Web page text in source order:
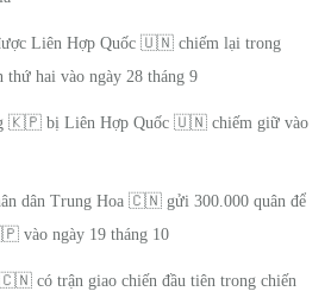
Liên Hợp Quốc 🇺🇳 chiếm lại trong
thứ hai vào ngày 28 tháng 9
🇰🇵 bị Liên Hợp Quốc 🇺🇳 chiếm giữ vào
dân Trung Hoa 🇨🇳 gửi 300.000 quân để
vào ngày 19 tháng 10
🇨🇳 có trận giao chiến đầu tiên trong chiến